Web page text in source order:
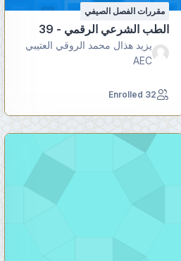
مقررات الفصل الصيفي
الطب الشرعي الرقمي - 39
يزيد هذال محمد الروقي العتيبي
AEC
32 Enrolled